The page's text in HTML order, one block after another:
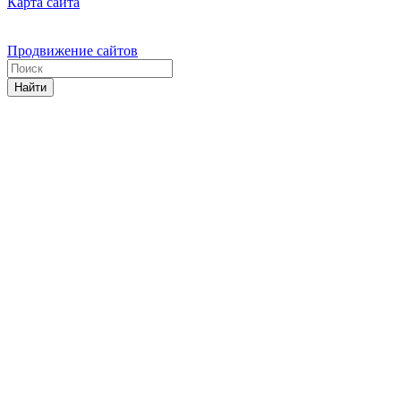
Продвижение сайтов
Найти